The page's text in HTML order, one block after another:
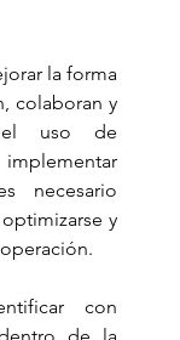
la forma
colaboran y
el uso de
necesario
y
con